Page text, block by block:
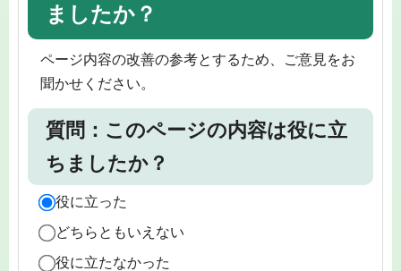
ましたか？
ページ内容の改善の参考とするため、ご意見をお
聞かせください。
質問：このページの内容は役に立
ちましたか？
役に立った
どちらともいえない
役に立たなかった